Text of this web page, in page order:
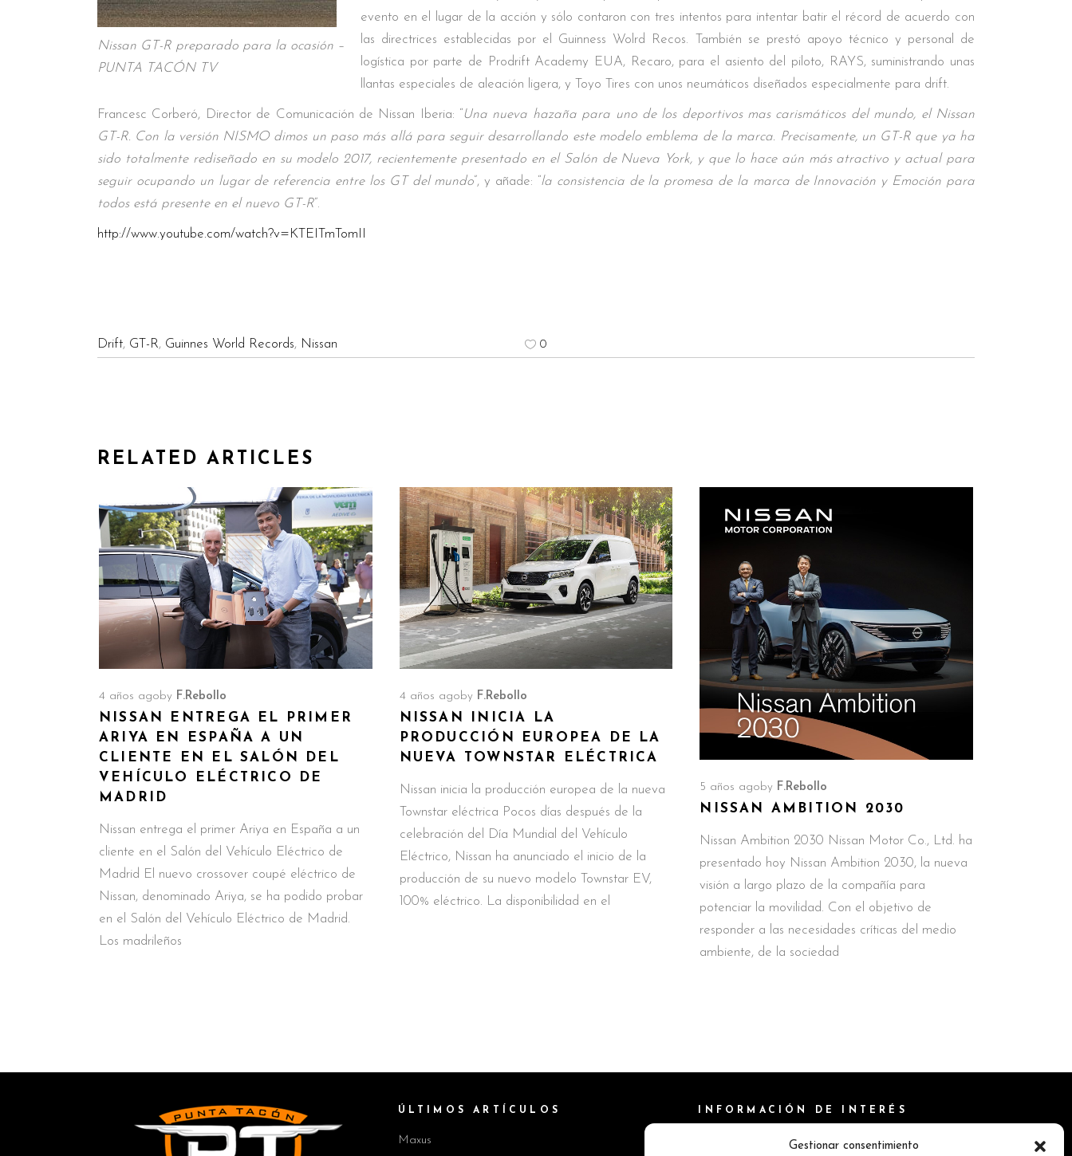
Gestionar consentimiento
Nissan GT-R preparado para la ocasión –
PUNTA TACÓN TV
evento en el lugar de la acción y sólo contaron con tres intentos para intentar batir el récord de acuerdo con
las directrices establecidas por el Guinness Wolrd Recos. También se prestó apoyo técnico y personal de
logística por parte de Prodrift Academy EUA, Recaro, para el asiento del piloto, RAYS, suministrando unas
llantas especiales de aleación ligera, y Toyo Tires con unos neumáticos diseñados especialmente para drift.
Francesc Corberó, Director de Comunicación de Nissan Iberia: “Una nueva hazaña para uno de los deportivos mas carismáticos del mundo, el Nissan
GT-R. Con la versión NISMO dimos un paso más allá para seguir desarrollando este modelo emblema de la marca. Precisamente, un GT-R que ya ha
sido totalmente rediseñado en su modelo 2017, recientemente presentado en el Salón de Nueva York, y que lo hace aún más atractivo y actual para
seguir ocupando un lugar de referencia entre los GT del mundo”, y añade: “la consistencia de la promesa de la marca de Innovación y Emoción para
todos está presente en el nuevo GT-R”.
http://www.youtube.com/watch?v=KTEITmTomII
Drift, GT-R, Guinnes World Records, Nissan 0
RELATED ARTICLES
4 años agoby F.Rebollo
NISSAN ENTREGA EL PRIMER
ARIYA EN ESPAÑA A UN
CLIENTE EN EL SALÓN DEL
VEHÍCULO ELÉCTRICO DE
MADRID
Nissan entrega el primer Ariya en España a un
cliente en el Salón del Vehículo Eléctrico de
Madrid El nuevo crossover coupé eléctrico de
Nissan, denominado Ariya, se ha podido probar
en el Salón del Vehículo Eléctrico de Madrid.
Los madrileños
4 años agoby F.Rebollo
NISSAN INICIA LA
PRODUCCIÓN EUROPEA DE LA
NUEVA TOWNSTAR ELÉCTRICA
Nissan inicia la producción europea de la nueva
Townstar eléctrica Pocos días después de la
celebración del Día Mundial del Vehículo
Eléctrico, Nissan ha anunciado el inicio de la
producción de su nuevo modelo Townstar EV,
100% eléctrico. La disponibilidad en el
5 años agoby F.Rebollo
NISSAN AMBITION 2030
Nissan Ambition 2030 Nissan Motor Co., Ltd. ha
presentado hoy Nissan Ambition 2030, la nueva
visión a largo plazo de la compañía para
potenciar la movilidad. Con el objetivo de
responder a las necesidades críticas del medio
ambiente, de la sociedad
ÚLTIMOS ARTÍCULOS
Maxus
INFORMACIÓN DE INTERÉS
Política de Cookies